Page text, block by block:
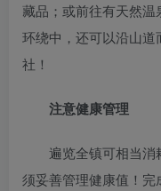
藏品；或前往有天然
环绕中，还可以沿山
社！
注意健康管理
遍览全镇可相当
须妥善管理健康值！完